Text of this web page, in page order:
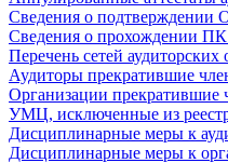
Сведения о подтверждении
Сведения о прохождении
Перечень сетей аудиторских
Аудиторы прекратившие
Организации прекратившие
УМЦ, исключенные из
Дисциплинарные меры к
Дисциплинарные меры к